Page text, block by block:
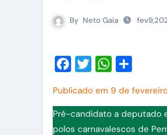
By Neto Gaia
Facebook
Twitter
Publicado em 9 de
Pré-candidato a deputado
polos carnavalescos de